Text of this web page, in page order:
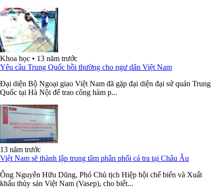
Khoa học • 13 năm trước
Yêu cầu Trung Quốc bồi thường cho ngư dân Việt Nam
Đại diện Bộ Ngoại giao Việt Nam đã gặp đại diện đại sứ quán Trung
Quốc tại Hà Nội để trao công hàm p...
13 năm trước
Việt Nam sẽ thành lập trung tâm phân phối cá tra tại Châu Âu
Ông Nguyễn Hữu Dũng, Phó Chủ tịch Hiệp hội chế biến và Xuất
khẩu thủy sản Việt Nam (Vasep), cho biết...